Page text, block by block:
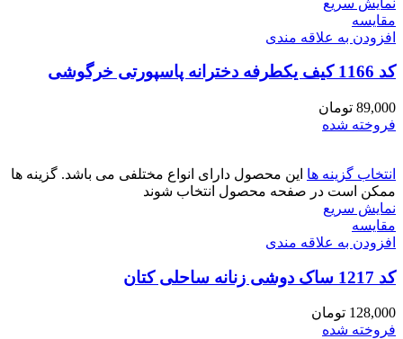
مقايسه
افزودن به علاقه مندی
کد 1166 کیف یکطرفه دخترانه پاسپورتی خرگوشی
89,000 تومان
فروخته شده
انتخاب گزینه ها این محصول دارای انواع مختلفی می باشد. گزینه ها
ممکن است در صفحه محصول انتخاب شوند
نمایش سریع
مقايسه
افزودن به علاقه مندی
کد 1217 ساک دوشی زنانه ساحلی کتان
128,000 تومان
فروخته شده